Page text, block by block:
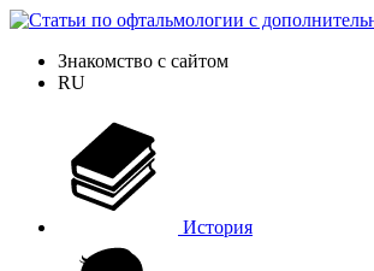
Знакомство с сайтом
RU
История